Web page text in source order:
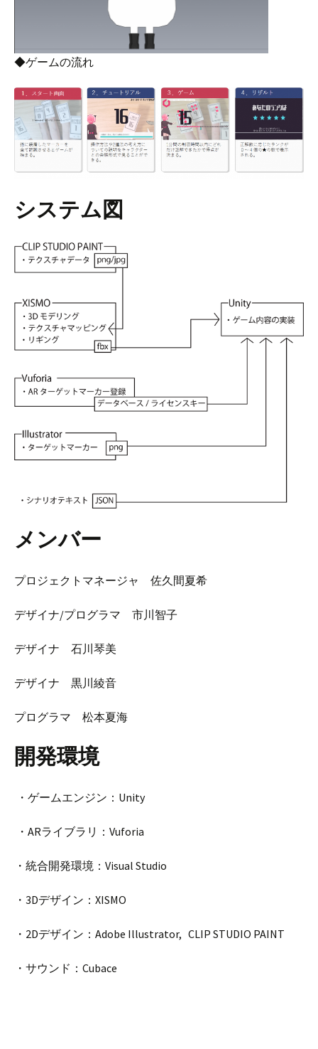
◆ゲームの流れ
システム図
メンバー
プロジェクトマネージャ 佐久間夏希
デザイナ/プログラマ 市川智子
デザイナ 石川琴美
デザイナ 黒川綾音
プログラマ 松本夏海
開発環境
・ゲームエンジン：Unity
・ARライブラリ：Vuforia
・統合開発環境：Visual Studio
・3Dデザイン：XISMO
・2Dデザイン：Adobe Illustrator, CLIP STUDIO PAINT
・サウンド：Cubace